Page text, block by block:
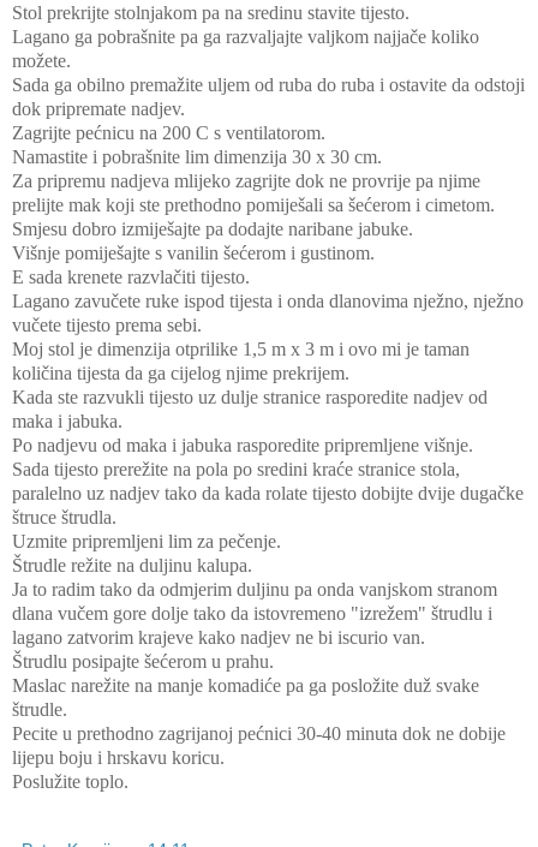
Stol prekrijte stolnjakom pa na sredinu stavite tijesto.
Lagano ga pobrašnite pa ga razvaljajte valjkom najjače koliko
možete.
Sada ga obilno premažite uljem od ruba do ruba i ostavite da odstoji
dok pripremate nadjev.
Zagrijte pećnicu na 200 C s ventilatorom.
Namastite i pobrašnite lim dimenzija 30 x 30 cm.
Za pripremu nadjeva mlijeko zagrijte dok ne provrije pa njime
prelijte mak koji ste prethodno pomiješali sa šećerom i cimetom.
Smjesu dobro izmiješajte pa dodajte naribane jabuke.
Višnje pomiješajte s vanilin šećerom i gustinom.
E sada krenete razvlačiti tijesto.
Lagano zavučete ruke ispod tijesta i onda dlanovima nježno, nježno
vučete tijesto prema sebi.
Moj stol je dimenzija otprilike 1,5 m x 3 m i ovo mi je taman
količina tijesta da ga cijelog njime prekrijem.
Kada ste razvukli tijesto uz dulje stranice rasporedite nadjev od
maka i jabuka.
Po nadjevu od maka i jabuka rasporedite pripremljene višnje.
Sada tijesto prerežite na pola po sredini kraće stranice stola,
paralelno uz nadjev tako da kada rolate tijesto dobijte dvije dugačke
štruce štrudla.
Uzmite pripremljeni lim za pečenje.
Štrudle režite na duljinu kalupa.
Ja to radim tako da odmjerim duljinu pa onda vanjskom stranom
dlana vučem gore dolje tako da istovremeno "izrežem" štrudlu i
lagano zatvorim krajeve kako nadjev ne bi iscurio van.
Štrudlu posipajte šećerom u prahu.
Maslac narežite na manje komadiće pa ga posložite duž svake
štrudle.
Pecite u prethodno zagrijanoj pećnici 30-40 minuta dok ne dobije
lijepu boju i hrskavu koricu.
Poslužite toplo.